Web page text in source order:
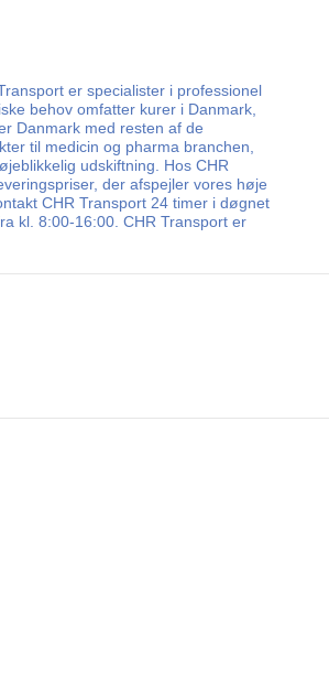
er specialister i professionel
behov omfatter kurer i Danmark,
Danmark med resten af de
til medicin og pharma branchen,
udskiftning. Hos CHR
der afspejler vores høje
CHR Transport 24 timer i døgnet
kl. 8:00-16:00. CHR Transport er